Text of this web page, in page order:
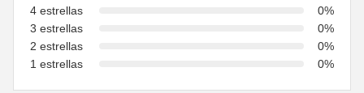
4 estrellas
0%
3 estrellas
0%
2 estrellas
0%
1 estrellas
0%